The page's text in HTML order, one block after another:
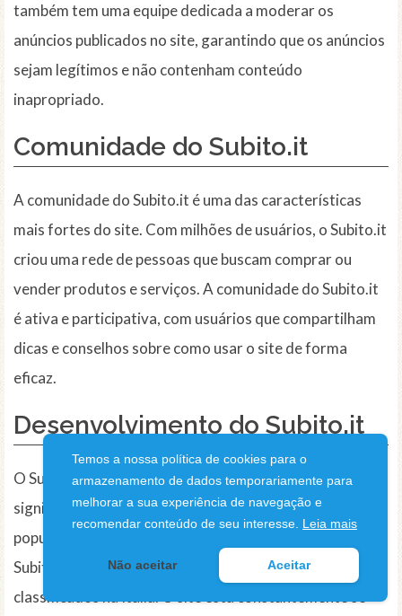
também tem uma equipe dedicada a moderar os
anúncios publicados no site, garantindo que os anúncios
sejam legítimos e não contenham conteúdo
inapropriado.
Comunidade do Subito.it
A comunidade do Subito.it é uma das características
mais fortes do site. Com milhões de usuários, o Subito.it
criou uma rede de pessoas que buscam comprar ou
vender produtos e serviços. A comunidade do Subito.it
é ativa e participativa, com usuários que compartilham
dicas e conselhos sobre como usar o site de forma
eficaz.
Desenvolvimento do Subito.it
O Subito.it tem experimentado um crescimento
significativo desde sua criação. Com o aumento da
popularidade dos sites de anúncios classificados, o
Subito.it se tornou um dos principais sites de anúncios
classificados na Itália. O site está constantemente se
Temos a nossa política de cookies para o
armazenamento de dados temporariamente para
melhorar a sua experiência de navegação e
recomendar conteúdo de seu interesse. Leia mais
Não aceitar Aceitar